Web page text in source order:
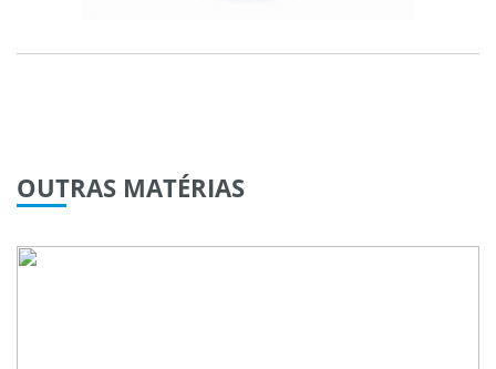
OUTRAS MATÉRIAS